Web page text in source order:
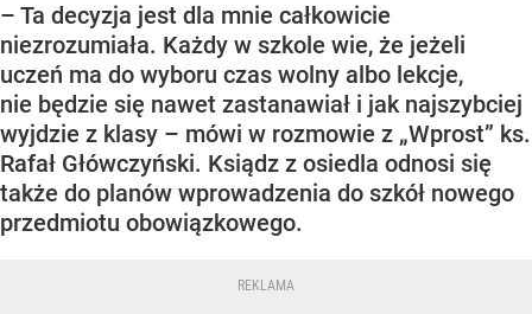
– Ta decyzja jest dla mnie całkowicie
niezrozumiała. Każdy w szkole wie, że jeżeli
uczeń ma do wyboru czas wolny albo lekcje,
nie będzie się nawet zastanawiał i jak najszybciej
wyjdzie z klasy – mówi w rozmowie z „Wprost” ks.
Rafał Główczyński. Ksiądz z osiedla odnosi się
także do planów wprowadzenia do szkół nowego
przedmiotu obowiązkowego.